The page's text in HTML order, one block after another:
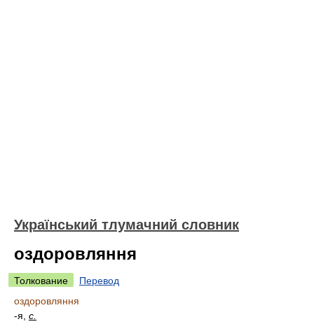
Український тлумачний словник
оздоровляння
Толкование
Перевод
оздоровляння
-я, с.